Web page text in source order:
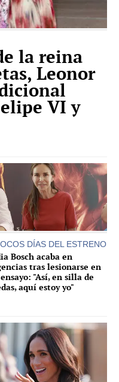
la reina
Leonor
VI y
DÍAS DEL ESTRENO
Bosch acaba en
tras lesionarse en
"Así, en silla de
aquí estoy yo"